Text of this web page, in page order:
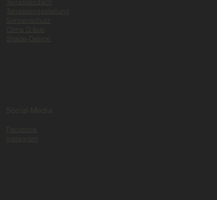
Terrassendach
Terrassengestaltung
Sonnenschutz
Clima Q.bus
Shade-Design
Social-Media
Facebook
Instagram